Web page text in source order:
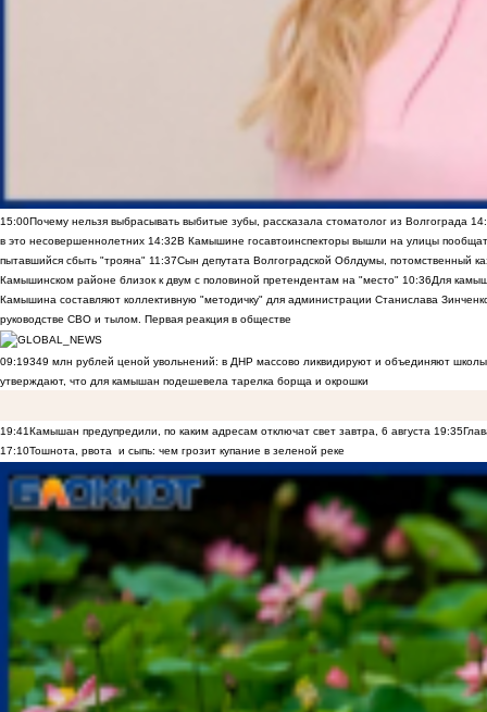
15:00Почему нельзя выбрасывать выбитые зубы, рассказала стоматолог из Волгограда
в это несовершеннолетних 14:32В Камышине госавтоинспекторы вышли на улицы
пытавшийся сбыть "трояна" 11:37Сын депутата Волгоградской Облдумы, потомственный
Камышинском районе близок к двум с половиной претендентам на "место" 10:36Для
Камышина составляют коллективную "методичку" для администрации Станислава
руководстве СВО и тылом. Первая реакция в обществе
09:19349 млн рублей ценой увольнений: в ДНР массово ликвидируют и объединяют
утверждают, что для камышан подешевела тарелка борща и окрошки
19:41Камышан предупредили, по каким адресам отключат свет завтра, 6 августа 19:35
17:10Тошнота, рвота и сыпь: чем грозит купание в зеленой реке